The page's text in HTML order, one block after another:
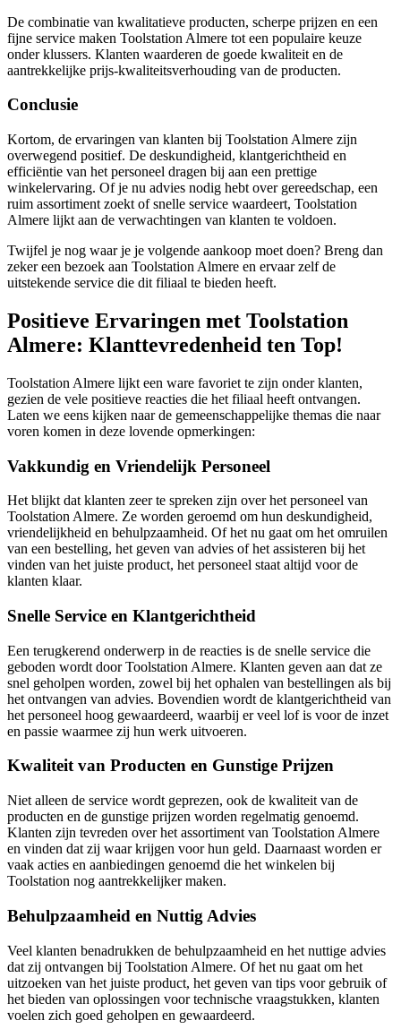
De combinatie van kwalitatieve producten, scherpe prijzen en een
fijne service maken Toolstation Almere tot een populaire keuze
onder klussers. Klanten waarderen de goede kwaliteit en de
aantrekkelijke prijs-kwaliteitsverhouding van de producten.
Conclusie
Kortom, de ervaringen van klanten bij Toolstation Almere zijn
overwegend positief. De deskundigheid, klantgerichtheid en
efficiëntie van het personeel dragen bij aan een prettige
winkelervaring. Of je nu advies nodig hebt over gereedschap, een
ruim assortiment zoekt of snelle service waardeert, Toolstation
Almere lijkt aan de verwachtingen van klanten te voldoen.
Twijfel je nog waar je je volgende aankoop moet doen? Breng dan
zeker een bezoek aan Toolstation Almere en ervaar zelf de
uitstekende service die dit filiaal te bieden heeft.
Positieve Ervaringen met Toolstation
Almere: Klanttevredenheid ten Top!
Toolstation Almere lijkt een ware favoriet te zijn onder klanten,
gezien de vele positieve reacties die het filiaal heeft ontvangen.
Laten we eens kijken naar de gemeenschappelijke themas die naar
voren komen in deze lovende opmerkingen:
Vakkundig en Vriendelijk Personeel
Het blijkt dat klanten zeer te spreken zijn over het personeel van
Toolstation Almere. Ze worden geroemd om hun deskundigheid,
vriendelijkheid en behulpzaamheid. Of het nu gaat om het omruilen
van een bestelling, het geven van advies of het assisteren bij het
vinden van het juiste product, het personeel staat altijd voor de
klanten klaar.
Snelle Service en Klantgerichtheid
Een terugkerend onderwerp in de reacties is de snelle service die
geboden wordt door Toolstation Almere. Klanten geven aan dat ze
snel geholpen worden, zowel bij het ophalen van bestellingen als bij
het ontvangen van advies. Bovendien wordt de klantgerichtheid van
het personeel hoog gewaardeerd, waarbij er veel lof is voor de inzet
en passie waarmee zij hun werk uitvoeren.
Kwaliteit van Producten en Gunstige Prijzen
Niet alleen de service wordt geprezen, ook de kwaliteit van de
producten en de gunstige prijzen worden regelmatig genoemd.
Klanten zijn tevreden over het assortiment van Toolstation Almere
en vinden dat zij waar krijgen voor hun geld. Daarnaast worden er
vaak acties en aanbiedingen genoemd die het winkelen bij
Toolstation nog aantrekkelijker maken.
Behulpzaamheid en Nuttig Advies
Veel klanten benadrukken de behulpzaamheid en het nuttige advies
dat zij ontvangen bij Toolstation Almere. Of het nu gaat om het
uitzoeken van het juiste product, het geven van tips voor gebruik of
het bieden van oplossingen voor technische vraagstukken, klanten
voelen zich goed geholpen en gewaardeerd.